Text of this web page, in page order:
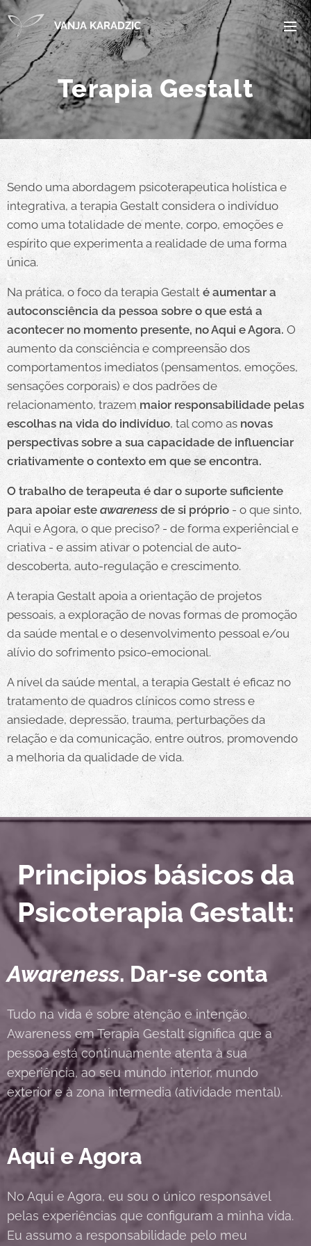
VANJA KARADZIC
Terapia Gestalt
Sendo uma abordagem psicoterapeutica holística e
integrativa, a terapia Gestalt considera o indivíduo
como uma totalidade de mente, corpo, emoções e
espírito que experimenta a realidade de uma forma
única.
Na prática, o foco da terapia Gestalt é aumentar a
autoconsciência da pessoa sobre o que está a
acontecer no momento presente, no Aqui e Agora. O
aumento da consciência e compreensão dos
comportamentos imediatos (pensamentos, emoções,
sensações corporais) e dos padrões de
relacionamento, trazem maior responsabilidade pelas
escolhas na vida do indivíduo, tal como as novas
perspectivas sobre a sua capacidade de influenciar
criativamente o contexto em que se encontra.
O trabalho de terapeuta é dar o suporte suficiente
para apoiar este awareness de si próprio- o que sinto,
Aqui e Agora, o que preciso? - de forma experiêncial e
criativa - e assim ativar o potencial de auto-
descoberta, auto-regulação e crescimento.
A terapia Gestalt apoia a orientação de projetos
pessoais, a exploração de novas formas de promoção
da saúde mental e o desenvolvimento pessoal e/ou
alívio do sofrimento psico-emocional.
A nível da saúde mental, a terapia Gestalt é eficaz no
tratamento de quadros clínicos como stress e
ansiedade, depressão, trauma, perturbações da
relação e da comunicação, entre outros, promovendo
a melhoria da qualidade de vida.
Principios básicos da
Psicoterapia Gestalt:
Awareness. Dar-se conta
Tudo na vida é sobre atenção e intenção.
Awareness em Terapia Gestalt significa que a
pessoa está continuamente atenta à sua
experiência, ao seu mundo interior, mundo
exterior e à zona intermedia (atividade mental).
Aqui e Agora
No Aqui e Agora, eu sou o único responsável
pelas experiências que configuram a minha vida.
Eu assumo a responsabilidade pelo meu